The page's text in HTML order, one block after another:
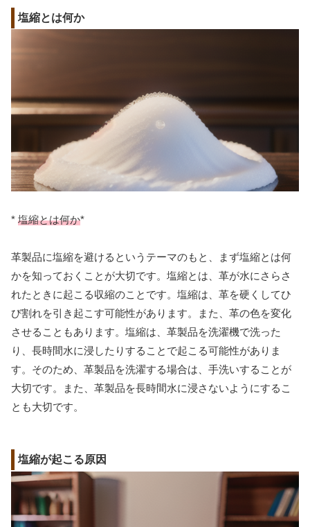
塩縮とは何か
* 塩縮とは何か*
革製品に塩縮を避けるというテーマのもと、まず塩縮とは何
かを知っておくことが大切です。塩縮とは、革が水にさらさ
れたときに起こる収縮のことです。塩縮は、革を硬くしてひ
び割れを引き起こす可能性があります。また、革の色を変化
させることもあります。塩縮は、革製品を洗濯機で洗った
り、長時間水に浸したりすることで起こる可能性がありま
す。そのため、革製品を洗濯する場合は、手洗いすることが
大切です。また、革製品を長時間水に浸さないようにするこ
とも大切です。
塩縮が起こる原因